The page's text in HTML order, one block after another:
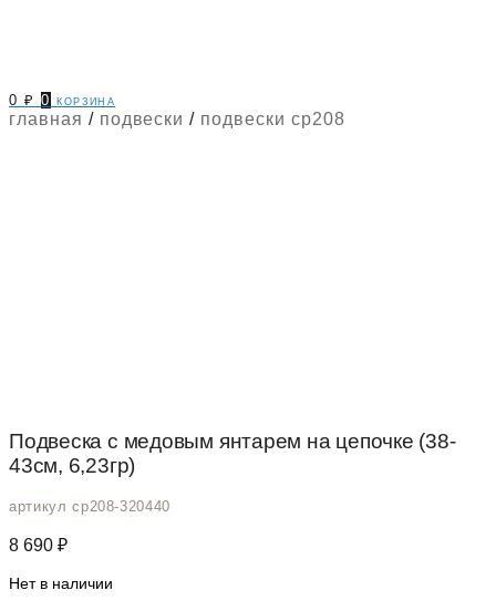
0₽ 0 корзина
главная / подвески / подвески cp208
Подвеска с медовым янтарем на цепочке (38-
43см, 6,23гр)
артикул cp208-320440
8 690 ₽
Нет в наличии